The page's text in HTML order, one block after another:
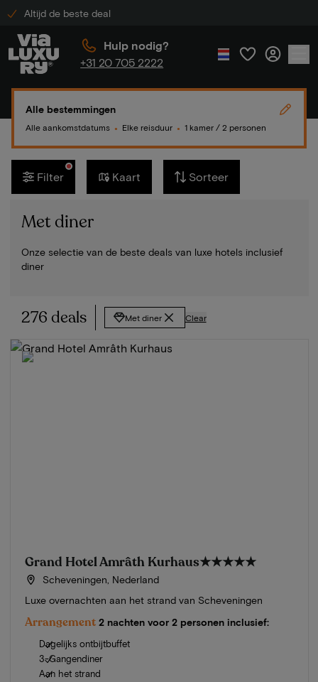
Altijd de beste deal
Hulp nodig?
+31 20 705 2222
Alle bestemmingen
Alle aankomstdatums ● Elke reisduur ● 1 kamer / 2 personen
Filter Kaart Sorteer
Met diner
Onze selectie van de beste deals van luxe hotels inclusief
diner
276 deals Met diner Clear
Grand Hotel Amrâth Kurhaus★★★★★
Scheveningen, Nederland
Luxe overnachten aan het strand van Scheveningen
Arrangement 2 nachten voor 2 personen inclusief:
Dagelijks ontbijtbuffet
3-Gangendiner
Aan het strand